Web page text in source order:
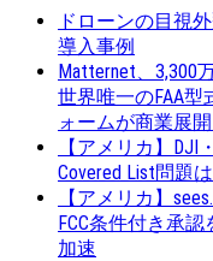
ドローンの目視
導入事例
Matternet、3,300
世界唯一のFAA
ォームが商業展
【アメリカ】DJI
Covered List問題
【アメリカ】
FCC条件付き承
加速